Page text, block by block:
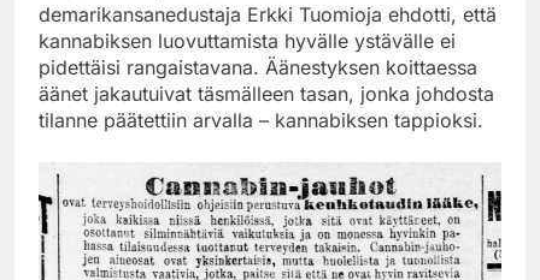
demarikansanedustaja Erkki Tuomioja ehdotti, että
kannabiksen luovuttamista hyvälle ystävälle ei
pidettäisi rangaistavana. Äänestyksen koittaessa
äänet jakautuivat täsmälleen tasan, jonka johdosta
tilanne päätettiin arvalla – kannabiksen tappioksi.